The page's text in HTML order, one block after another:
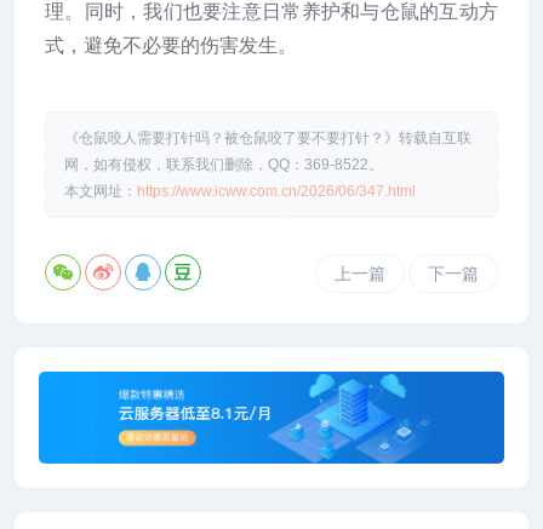
理。同时，我们也要注意日常养护和与仓鼠的互动方
式，避免不必要的伤害发生。
《仓鼠咬人需要打针吗？被仓鼠咬了要不要打针？》转载自互联
网，如有侵权，联系我们删除，QQ：369-8522。
本文网址： https://www.icww.com.cn/2026/06/347.html
上一篇 下一篇